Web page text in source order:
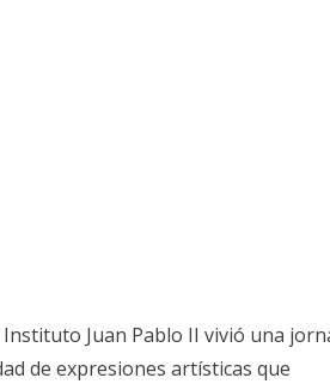
Instituto Juan Pablo II vivió una
de expresiones artísticas que